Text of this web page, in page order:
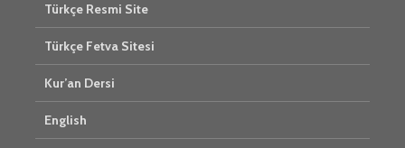
Türkçe Resmi Site
Türkçe Fetva Sitesi
Kur’an Dersi
English